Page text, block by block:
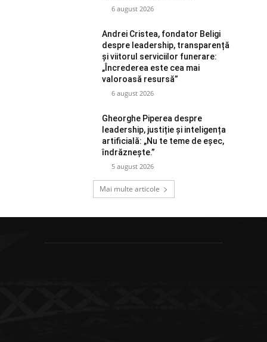
6 august 2026
Andrei Cristea, fondator Beligi
despre leadership, transparență
și viitorul serviciilor funerare:
„Încrederea este cea mai
valoroasă resursă”
6 august 2026
Gheorghe Piperea despre
leadership, justiție și inteligența
artificială: „Nu te teme de eșec,
îndrăznește.”
5 august 2026
Mai multe articole